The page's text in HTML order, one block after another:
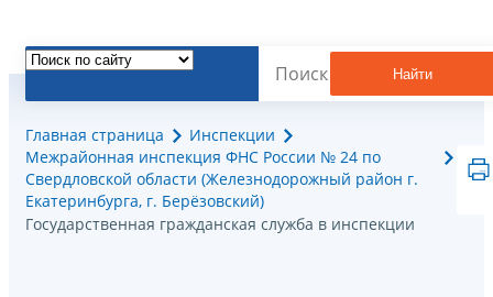
Найти
Главная страница
Инспекции
Межрайонная инспекция ФНС России № 24 по
Свердловской области (Железнодорожный район г.
Екатеринбурга, г. Берёзовский)
Государственная гражданская служба в инспекции